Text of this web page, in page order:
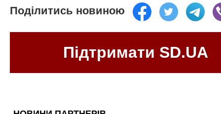
Поділитись новиною
Підтримати SD.UA